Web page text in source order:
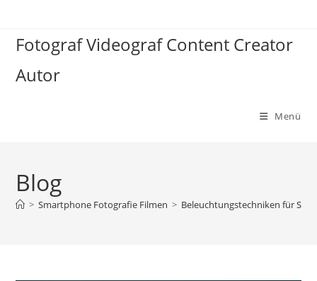
springen
Fotograf Videograf Content Creator
Autor
Menü
Blog
> Smartphone Fotografie Filmen > Beleuchtungstechniken für